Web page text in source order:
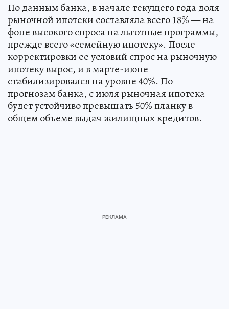
По данным банка, в начале текущего года доля
рыночной ипотеки составляла всего 18% — на
фоне высокого спроса на льготные программы,
прежде всего «семейную ипотеку». После
корректировки ее условий спрос на рыночную
ипотеку вырос, и в марте-июне
стабилизировался на уровне 40%. По
прогнозам банка, с июля рыночная ипотека
будет устойчиво превышать 50% планку в
общем объеме выдач жилищных кредитов.